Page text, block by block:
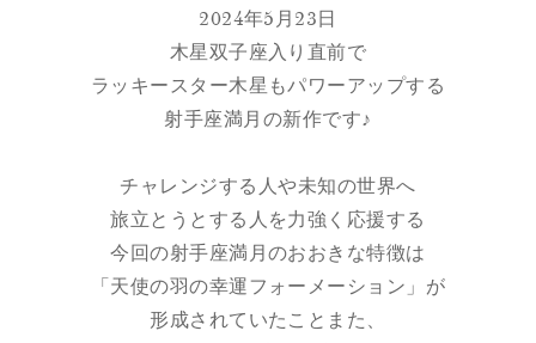
2024年5月23日
木星双子座入り直前で
ラッキースター木星もパワーアップする
射手座満月の新作です♪
チャレンジする人や未知の世界へ
旅立とうとする人を力強く応援する
今回の射手座満月のおおきな特徴は
「天使の羽の幸運フォーメーション」が
形成されていたことまた、